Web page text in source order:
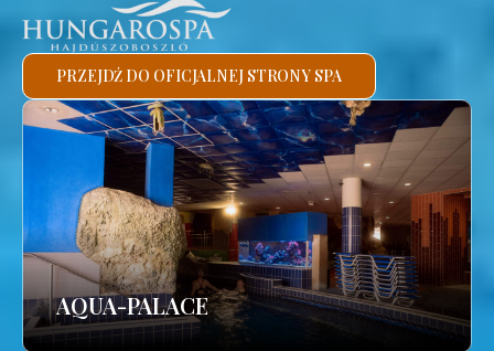
PRZEJDŹ DO OFICJALNEJ STRONY SPA
AQUA-PALACE